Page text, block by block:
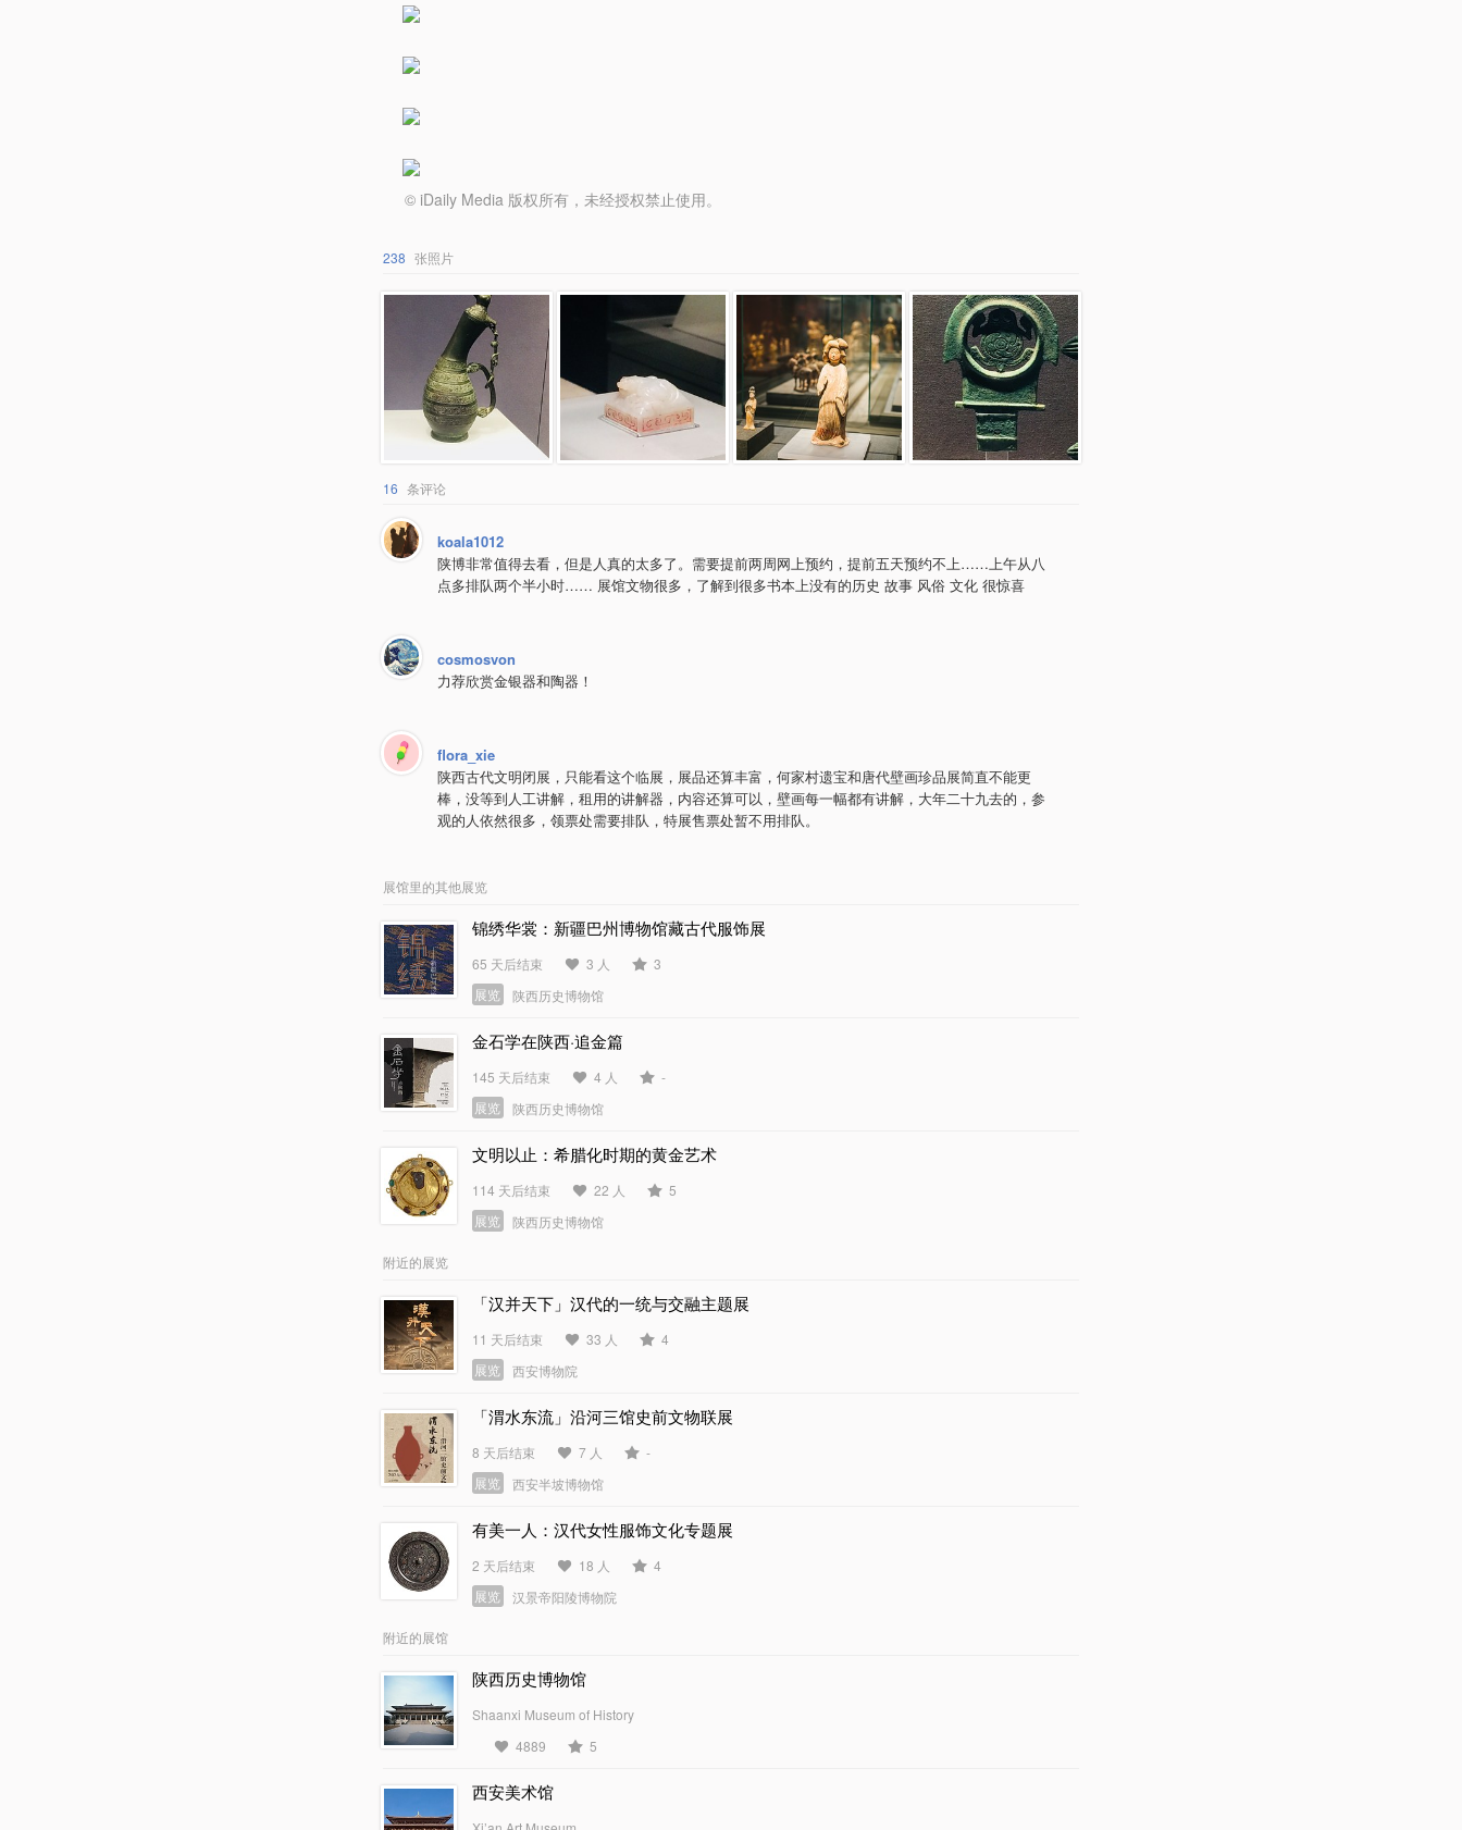
© iDaily Media 版权所有，未经授权禁止使用。
238 张照片
16 条评论
koala1012
陕博非常值得去看，但是人真的太多了。需要提前两周网上预约，提前五天预约不上……上午从八
点多排队两个半小时…… 展馆文物很多，了解到很多书本上没有的历史 故事 风俗 文化 很惊喜
cosmosvon
力荐欣赏金银器和陶器！
flora_xie
陕西古代文明闭展，只能看这个临展，展品还算丰富，何家村遗宝和唐代壁画珍品展简直不能更
棒，没等到人工讲解，租用的讲解器，内容还算可以，壁画每一幅都有讲解，大年二十九去的，参
观的人依然很多，领票处需要排队，特展售票处暂不用排队。
展馆里的其他展览
锦绣华裳：新疆巴州博物馆藏古代服饰展
65 天后结束 3 人
3
展览
陕西历史博物馆
金石学在陕西·追金篇
145 天后结束 4 人
-
展览
陕西历史博物馆
文明以止：希腊化时期的黄金艺术
114 天后结束 22 人
5
展览
陕西历史博物馆
附近的展览
「汉并天下」汉代的一统与交融主题展
11 天后结束 33 人
4
展览
西安博物院
「渭水东流」沿河三馆史前文物联展
8 天后结束 7 人
-
展览
西安半坡博物馆
有美一人：汉代女性服饰文化专题展
2 天后结束 18 人
4
展览
汉景帝阳陵博物院
附近的展馆
陕西历史博物馆
Shaanxi Museum of History
4889
5
西安美术馆